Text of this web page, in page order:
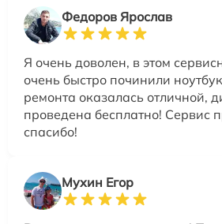
Федоров Ярослав
Я очень доволен, в этом
очень быстро починили
ремонта оказалась отличной,
проведена бесплатно! Сервис
спасибо!
Мухин Егор